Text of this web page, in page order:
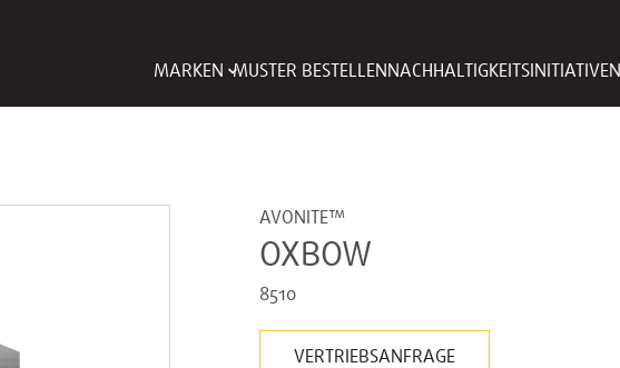
MARKEN MUSTER BESTELLEN NACHHALTIGKEITSINITIATIVEN
AVONITE™
OXBOW
8510
VERTRIEBSANFRAGE